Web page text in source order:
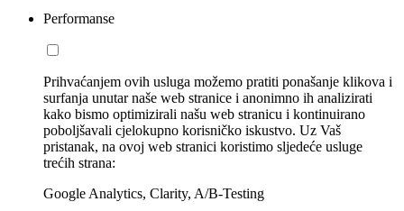
Performanse
Prihvaćanjem ovih usluga možemo pratiti ponašanje klikova i
surfanja unutar naše web stranice i anonimno ih analizirati
kako bismo optimizirali našu web stranicu i kontinuirano
poboljšavali cjelokupno korisničko iskustvo. Uz Vaš
pristanak, na ovoj web stranici koristimo sljedeće usluge
trećih strana:
Google Analytics, Clarity, A/B-Testing